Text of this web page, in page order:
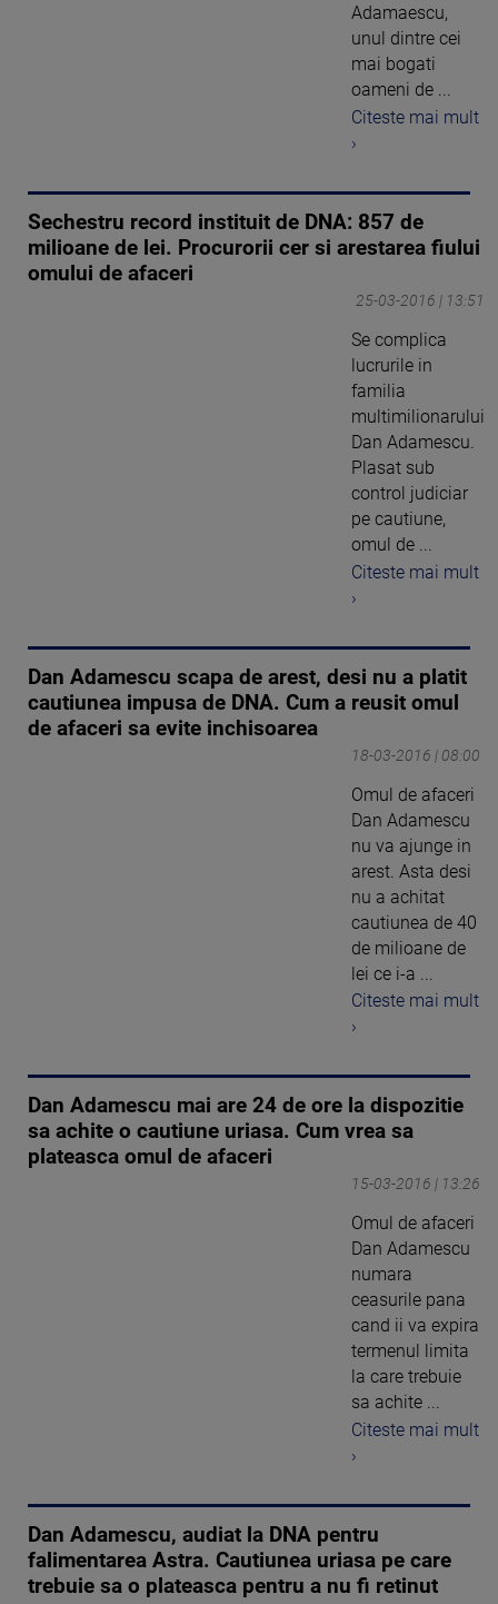
Adamaescu,
unul dintre cei
mai bogati
oameni de ...
Citeste mai mult
›
Sechestru record instituit de DNA: 857 de
milioane de lei. Procurorii cer si arestarea fiului
omului de afaceri
25-03-2016 | 13:51
Se complica
lucrurile in
familia
multimilionarului
Dan Adamescu.
Plasat sub
control judiciar
pe cautiune,
omul de ...
Citeste mai mult
›
Dan Adamescu scapa de arest, desi nu a platit
cautiunea impusa de DNA. Cum a reusit omul
de afaceri sa evite inchisoarea
18-03-2016 | 08:00
Omul de afaceri
Dan Adamescu
nu va ajunge in
arest. Asta desi
nu a achitat
cautiunea de 40
de milioane de
lei ce i-a ...
Citeste mai mult
›
Dan Adamescu mai are 24 de ore la dispozitie
sa achite o cautiune uriasa. Cum vrea sa
plateasca omul de afaceri
15-03-2016 | 13:26
Omul de afaceri
Dan Adamescu
numara
ceasurile pana
cand ii va expira
termenul limita
la care trebuie
sa achite ...
Citeste mai mult
›
Dan Adamescu, audiat la DNA pentru
falimentarea Astra. Cautiunea uriasa pe care
trebuie sa o plateasca pentru a nu fi retinut